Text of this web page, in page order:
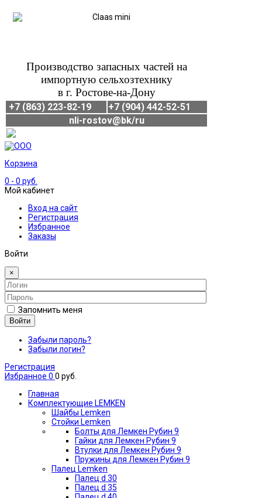
Производство запасных частей на
импортную сельхозтехнику
в г. Ростове-на-Дону
+7 (863) 223-82-19
+7 (904) 442-52-51
nli-rostov@bk/ru
Корзина
0 - 0 руб.
Мой кабинет
Вход на сайт
Регистрация
Избранное
Заказы
Войти
×
Запомнить меня
Войти
Забыли пароль?
Забыли логин?
Регистрация
Избранное 0 0 руб.
Главная
Комплектующие LEMKEN
Шайбы Lemken
Стойки Lemken
Болты для Лемкен Рубин 9
Гайки для Лемкен Рубин 9
Втулки для Лемкен Рубин 9
Пружины для Лемкен Рубин 9
Палец Lemken
Палец d 30
Палец d 35